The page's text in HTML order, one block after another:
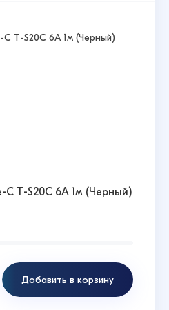
T-S20C 6A 1м (Черный)
Добавить в корзину